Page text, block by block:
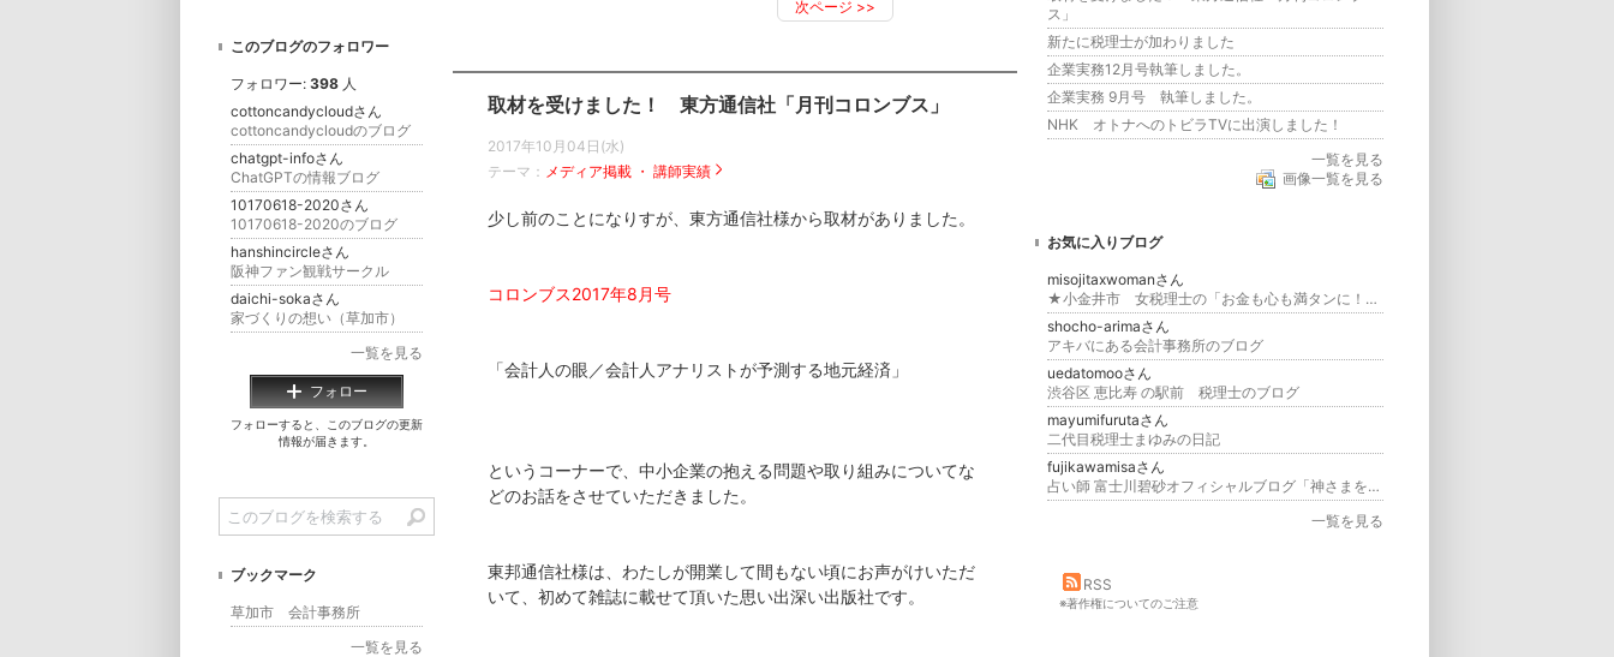
次ページ >>
取材を受けました！ 東方通信社「月刊コロンブス」
2017年10月04日(水)
テーマ： メディア掲載 ・ 講師実績
少し前のことになりすが、東方通信社様から取材がありました。
コロンブス2017年8月号
「会計人の眼／会計人アナリストが予測する地元経済」
というコーナーで、中小企業の抱える問題や取り組みについてな
どのお話をさせていただきました。
東邦通信社様は、わたしが開業して間もない頃にお声がけいただ
いて、初めて雑誌に載せて頂いた思い出深い出版社です。
ス」
新たに税理士が加わりました
企業実務12月号執筆しました。
企業実務 9月号 執筆しました。
NHK オトナへのトビラTVに出演しました！
一覧を見る
画像一覧を見る
お気に入りブログ
misojitaxwomanさん
★小金井市 女税理士の「お金も心も満タンに！」★
shocho-arimaさん
アキバにある会計事務所のブログ
uedatomooさん
渋谷区 恵比寿 の駅前 税理士のブログ
mayumifurutaさん
二代目税理士まゆみの日記
fujikawamisaさん
占い師 富士川碧砂オフィシャルブログ「神さまを100％味方にする！『開運』ブログ」Powered by Ameba
一覧を見る
RSS
※著作権についてのご注意
このブログのフォロワー
フォロワー: 398 人
cottoncandycloudさん
cottoncandycloudのブログ
chatgpt-infoさん
ChatGPTの情報ブログ
10170618-2020さん
10170618-2020のブログ
hanshincircleさん
阪神ファン観戦サークル
daichi-sokaさん
家づくりの想い（草加市）
一覧を見る
フォロー
フォローすると、このブログの更新
情報が届きます。
ブックマーク
草加市 会計事務所
一覧を見る